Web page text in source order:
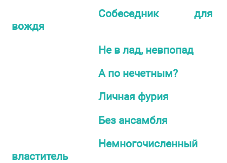
Собеседник для
вождя
Не в лад, невпопад
А по нечетным?
Личная фурия
Без ансамбля
Немногочисленный
властитель